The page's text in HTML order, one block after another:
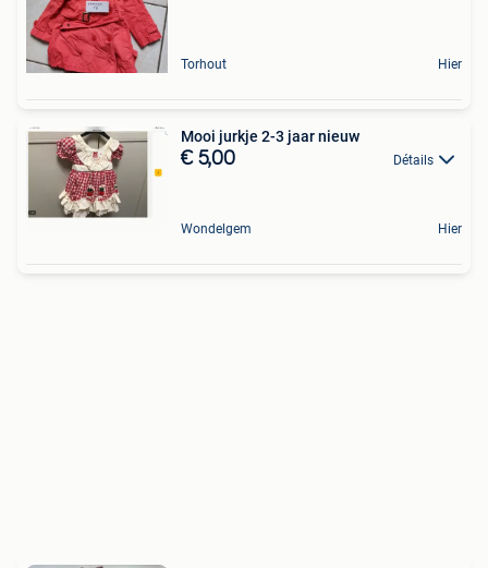
Torhout Hier
Mooi jurkje 2-3 jaar nieuw
€ 5,00 Détails
Wondelgem Hier